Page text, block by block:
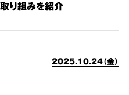
り組みを紹介
2025.10.24（金）